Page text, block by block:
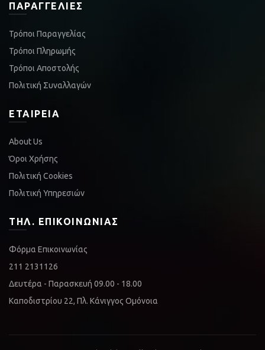
ΠΑΡΑΓΓΕΛΊΕΣ
Τρόποι Παραγγελίας
Τρόποι Πληρωμής
Τρόποι Αποστολής
Πολιτική Συναλλαγών
ΕΤΑΙΡΕΊΑ
About Us
Όροι Χρήσης
Πολιτική Cookies
Πολιτική Υπηρεσιών
ΤΗΛ. ΕΠΙΚΟΙΝΩΝΊΑΣ
Φόρμα Επικοινωνίας
211 2131126
Δευτέρα - Παρασκευή 09.00 - 18.00
Καποδιστρίου 22, Πλ. Κάνιγγος Ομόνοια